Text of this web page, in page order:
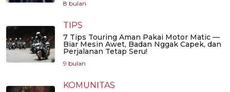
8 bulan
TIPS
7 Tips Touring Aman Pakai Motor Matic —
Biar Mesin Awet, Badan Nggak Capek, dan
Perjalanan Tetap Seru!
9 bulan
KOMUNITAS